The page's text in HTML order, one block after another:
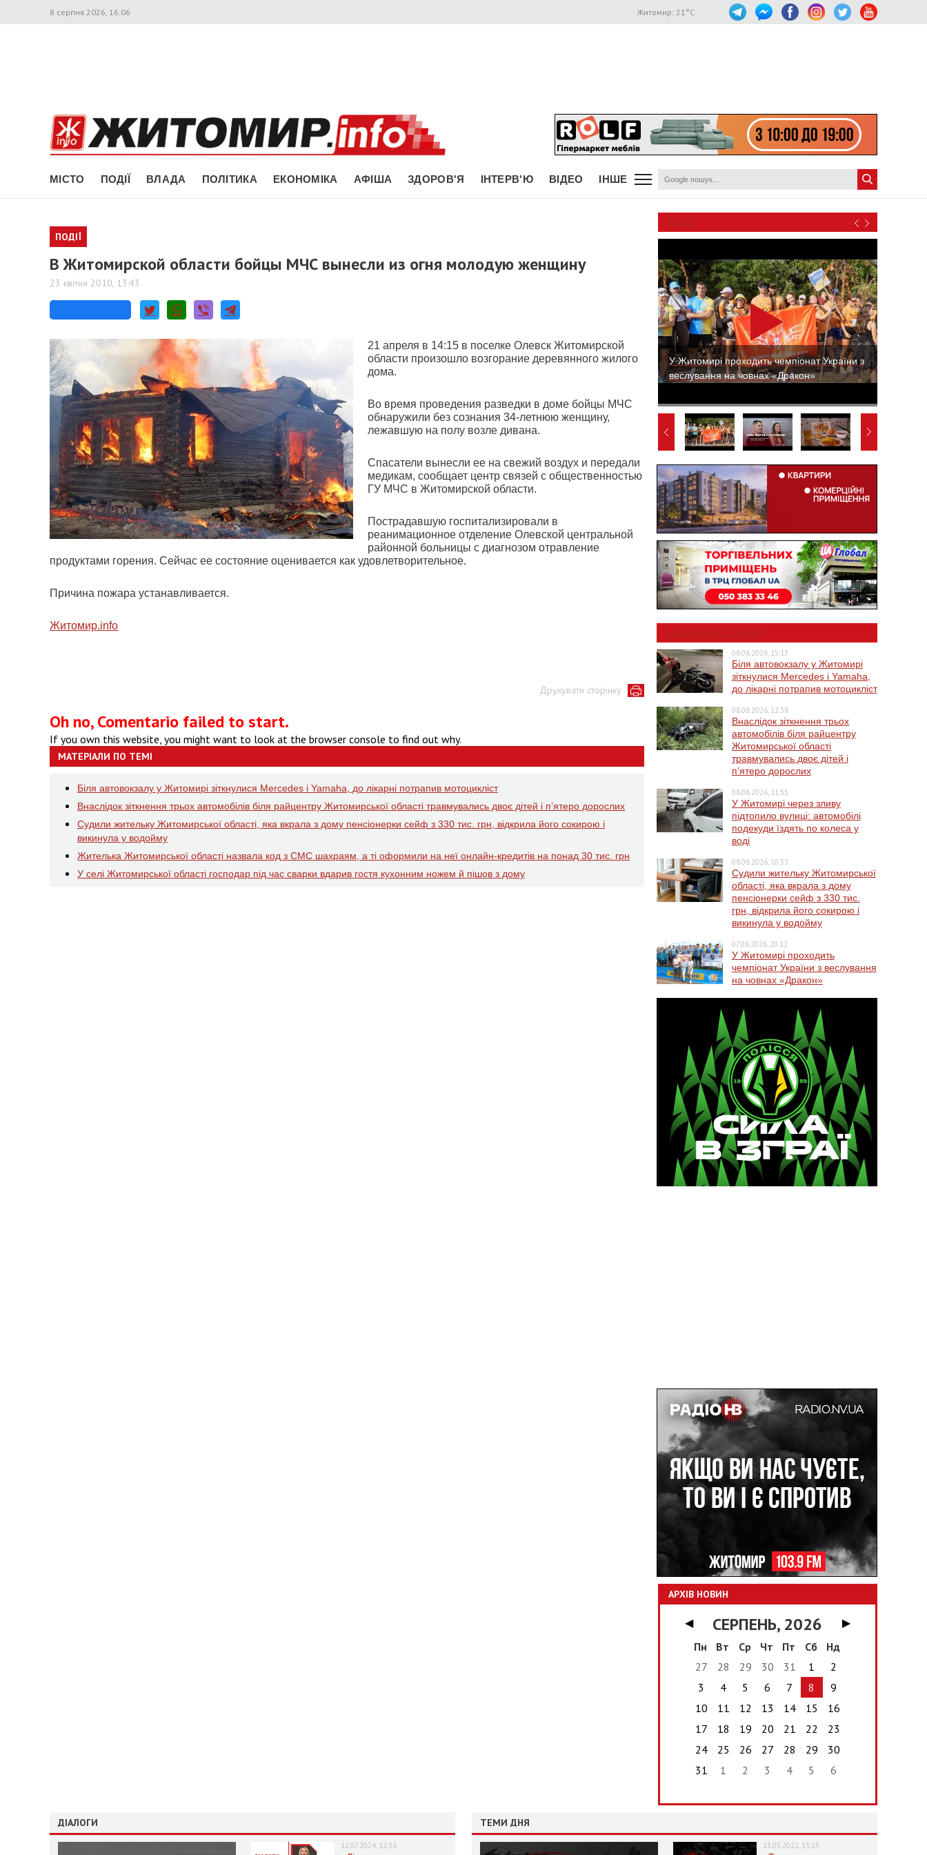
8 серпня 2026, 16:06 Житомир: 21°C
МІСТО ПОДІЇ ВЛАДА ПОЛІТИКА ЕКОНОМІКА АФІША ЗДОРОВ'Я ІНТЕРВ'Ю ВІДЕО ІНШЕ
ПОДІЇ
В Житомирской области бойцы МЧС вынесли из огня молодую женщину
23 квітня 2010, 13:43
21 апреля в 14:15 в поселке Олевск Житомирской
области произошло возгорание деревянного жилого
дома.
Во время проведения разведки в доме бойцы МЧС
обнаружили без сознания 34-летнюю женщину,
лежавшую на полу возле дивана.
Спасатели вынесли ее на свежий воздух и передали
медикам, сообщает центр связей с общественностью
ГУ МЧС в Житомирской области.
Пострадавшую госпитализировали в
реанимационное отделение Олевской центральной
районной больницы с диагнозом отравление
продуктами горения. Сейчас ее состояние оценивается как удовлетворительное.
Причина пожара устанавливается.
Житомир.info
Друкувати сторінку
Oh no, Comentario failed to start.
If you own this website, you might want to look at the browser console to find out why.
МАТЕРІАЛИ ПО ТЕМІ
Біля автовокзалу у Житомирі зіткнулися Mercedes і Yamaha, до лікарні потрапив мотоцикліст
Внаслідок зіткнення трьох автомобілів біля райцентру Житомирської області травмувались двоє дітей і пʼятеро дорослих
Судили жительку Житомирської області, яка вкрала з дому пенсіонерки сейф з 330 тис. грн, відкрила його сокирою і
викинула у водойму
Жителька Житомирської області назвала код з СМС шахраям, а ті оформили на неї онлайн-кредитів на понад 30 тис. грн
У селі Житомирської області господар під час сварки вдарив гостя кухонним ножем й пішов з дому
ВІДЕО
У Житомирі проходить чемпіонат України з
веслування на човнах «Дракон»
НОВИНИ ЖИТОМИРА
08.08.2026, 15:13
Біля автовокзалу у Житомирі
зіткнулися Mercedes і Yamaha,
до лікарні потрапив мотоцикліст
08.08.2026, 12:38
Внаслідок зіткнення трьох
автомобілів біля райцентру
Житомирської області
травмувались двоє дітей і
пʼятеро дорослих
08.08.2026, 11:55
У Житомирі через зливу
підтопило вулиці: автомобілі
подекуди їздять по колеса у
воді
08.08.2026, 10:33
Судили жительку Житомирської
області, яка вкрала з дому
пенсіонерки сейф з 330 тис.
грн, відкрила його сокирою і
викинула у водойму
07.08.2026, 20:12
У Житомирі проходить
чемпіонат України з веслування
на човнах «Дракон»
АРХІВ НОВИН
◀ СЕРПЕНЬ, 2026
▶
Пн
Вт Ср Чт Пт Сб
Нд
27
28 29 30 31 1
2
3
4 5 6 7 8
9
10
11 12 13 14 15
16
17
18 19 20 21 22
23
24
25 26 27 28 29
30
31
1 2 3 4 5 6
ДІАЛОГИ
12.07.2024, 12:36
ТЕМИ ДНЯ
13.05.2022, 13:25